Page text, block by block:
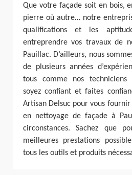
Que votre façade soit en bois,
pierre où autre… notre
qualifications et les
entreprendre vos travaux de
Pauillac. D’ailleurs, nous
de plusieurs années
tous comme nos techniciens
soyez confiant et faites
Artisan Delsuc pour vous
en nettoyage de façade à
circonstances. Sachez que
meilleures prestations
tous les outils et produits